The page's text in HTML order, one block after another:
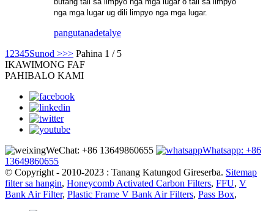
nga mga lugar ug dili limpyo nga mga lugar.
pangutanadetalye
1 2345Sunod >>> Pahina 1 / 5
IKAWIMONG FAF
PAHIBALO KAMI
WeChat: +86 13649860655
Whatsapp: +86
13649860655
© Copyright - 2010-2023 : Tanang Katungod Gireserba. Sitemap
filter sa hangin, Honeycomb Activated Carbon Filters, FFU, V
Bank Air Filter, Plastic Frame V Bank Air Filters, Pass Box,